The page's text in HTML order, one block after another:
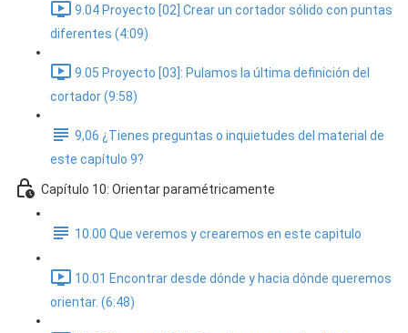
9.04 Proyecto [02] Crear un cortador sólido con puntas
diferentes (4:09)
9.05 Proyecto [03]: Pulamos la última definición del
cortador (9:58)
9,06 ¿Tienes preguntas o inquietudes del material de
este capítulo 9?
Capítulo 10: Orientar paramétricamente
10.00 Que veremos y crearemos en este capitulo
10.01 Encontrar desde dónde y hacia dónde queremos
orientar. (6:48)